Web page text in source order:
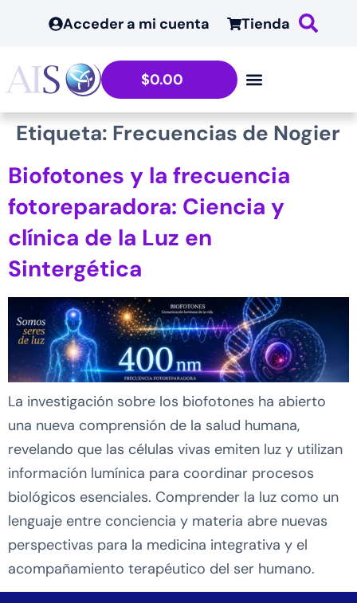
contenido
Acceder a mi cuenta Tienda
$0.00
Etiqueta: Frecuencias de Nogier
Biofotones y la frecuencia
fotoreparadora: Ciencia y
clínica de la Luz en
Sintergética
La investigación sobre los biofotones ha abierto
una nueva comprensión de la salud humana,
revelando que las células vivas emiten luz y utilizan
información lumínica para coordinar procesos
biológicos esenciales. Comprender la luz como un
lenguaje entre conciencia y materia abre nuevas
perspectivas para la medicina integrativa y el
acompañamiento terapéutico del ser humano.